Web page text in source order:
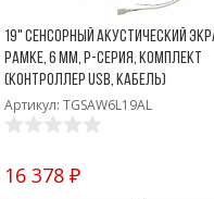
19" Сенсорный акустический
рамке, 6 мм, P-серия, комплект
(контроллер USB, кабель)
Артикул: TGSAW6L19AL
16 378 ₽